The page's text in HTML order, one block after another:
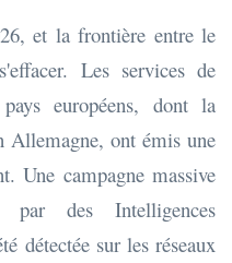
et la frontière entre le
Les services de
européens, dont la
Allemagne, ont émis une
Une campagne massive
par des Intelligences
détectée sur les réseaux